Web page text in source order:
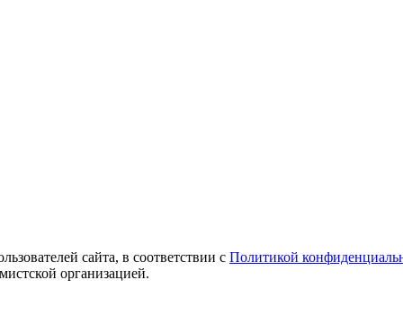
сайта, в соответствии с Политикой
организацией.